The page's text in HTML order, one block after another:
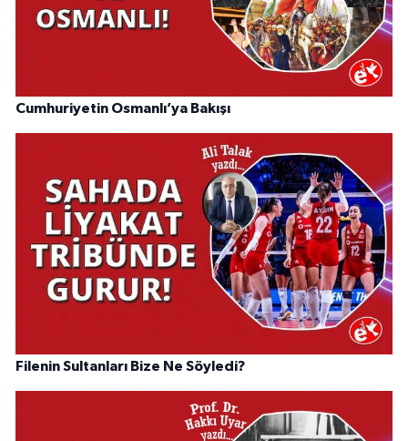
Cumhuriyetin Osmanlı’ya Bakışı
Filenin Sultanları Bize Ne Söyledi?